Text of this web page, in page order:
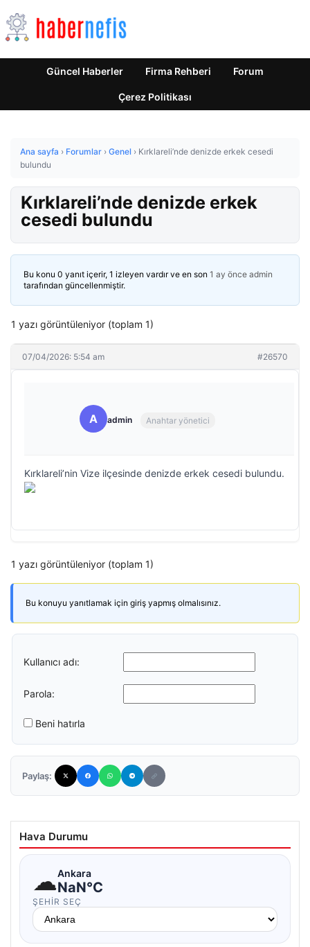
Güncel Haberler Firma Rehberi Forum
Çerez Politikası
Ana sayfa › Forumlar › Genel › Kırklareli’nde denizde erkek cesedi
bulundu
Kırklareli’nde denizde erkek
cesedi bulundu
Bu konu 0 yanıt içerir, 1 izleyen vardır ve en son 1 ay önce admin
tarafından güncellenmiştir.
1 yazı görüntüleniyor (toplam 1)
07/04/2026: 5:54 am #26570
A admin Anahtar yönetici
Kırklareli’nin Vize ilçesinde denizde erkek cesedi bulundu.
1 yazı görüntüleniyor (toplam 1)
Bu konuyu yanıtlamak için giriş yapmış olmalısınız.
Kullanıcı adı:
Parola:
Beni hatırla
Paylaş:
Hava Durumu
☁Ankara
NaN°C
ŞEHIR SEÇ